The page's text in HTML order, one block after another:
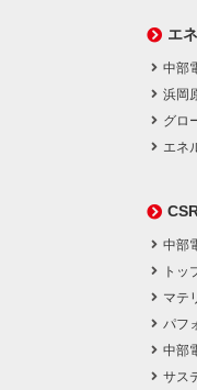
エ
中部
浜岡
グロ
エネ
中部
トッ
マテ
パフ
中部
サス